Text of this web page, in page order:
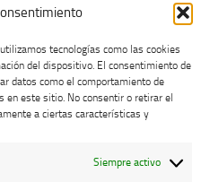
tecnologías como las cookies
del dispositivo. El consentimiento de
datos como el comportamiento de
en este sitio. No consentir o retirar el
a ciertas características y
Siempre activo
y sugerencias